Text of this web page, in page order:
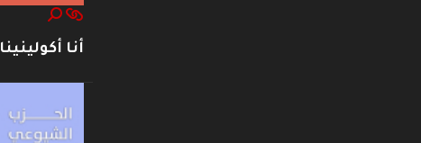
أنا أكولينينا